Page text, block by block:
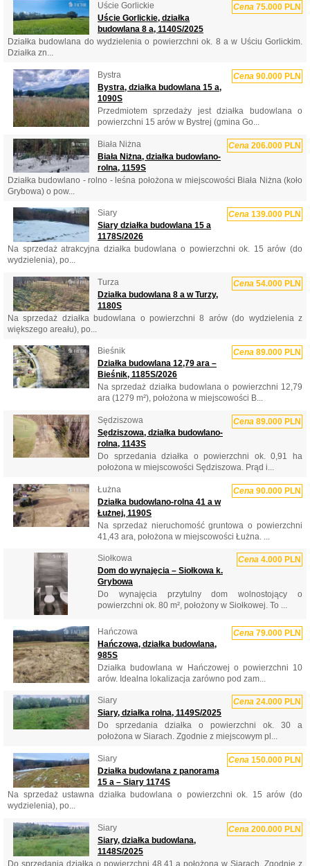
Uście Gorlickie Cena 75.000 PLN
Uście Gorlickie, działka
budowlana 8 a, 1140S/2025
Działka budowlana do wydzielenia o powierzchni ok. 8 a w Uściu Gorlickim.
Działka zn...
Bystra Cena 90.000 PLN
Bystra, działka budowlana 15 a,
1090S
Przedmiotem sprzedaży jest działka budowlana o
powierzchni 15 arów w Bystrej (gmina Go...
Biała Niżna Cena 206.000 PLN
Biała Niżna, działka budowlano-
rolna, 1159S
Działka budowlano - rolno - leśna położona w miejscowości Biała Niżna (koło
Grybowa) o pow...
Siary Cena 139.000 PLN
Siary działka budowlana 15 a
1178S/2026
Na sprzedaż atrakcyjna działka budowlana o powierzchni ok. 15 arów (do
wydzielenia), po...
Turza Cena 54.000 PLN
Działka budowlana 8 a w Turzy,
1180S
Na sprzedaż działka budowlana o powierzchni 8 arów (do wydzielenia z
większego areału), po...
Bieśnik Cena 89.000 PLN
Działka budowlana 12,79 ara –
Bieśnik, 1185S/2026
Na sprzedaż działka budowlana o powierzchni 12,79
ara (1279 m²), położona w miejscowości B...
Sędziszowa Cena 89.000 PLN
Sędziszowa, działka budowlano-
rolna, 1143S
Do sprzedania działka o powierzchni ok. 0,91 ha
położona w miejscowości Sędziszowa. Prąd i...
Łużna Cena 90.000 PLN
Działka budowlano-rolna 41 a w
Łużnej, 1190S
Na sprzedaż nieruchomość gruntowa o powierzchni
41,43 ara, położona w miejscowości Łużna. ...
Siołkowa Cena 4.000 PLN
Dom do wynajęcia – Siołkowa k.
Grybowa
Do wynajęcia przytulny dom wolnostojący o
powierzchni ok. 80 m², położony w Siołkowej. To ...
Hańczowa Cena 79.000 PLN
Hańczowa, działka budowlana,
985S
Działka budowlana w Hańczowej o powierzchni 10
arów. Idealna lokalizacja zarówno pod zam...
Siary Cena 24.000 PLN
Siary, działka rolna, 1149S/2025
Do sprzedania działka o powierzchni ok. 30 a
położona w Siarach. Zgodnie z miejscowym pl...
Siary Cena 150.000 PLN
Działka budowlana z panoramą
15 a – Siary 1174S
Na sprzedaż ustawna działka budowlana o powierzchni ok. 15 arów (do
wydzielenia), po...
Siary Cena 200.000 PLN
Siary, działka budowlana,
1148S/2025
Do sprzedania działka o powierzchni 48,41 a położona w Siarach. Zgodnie z